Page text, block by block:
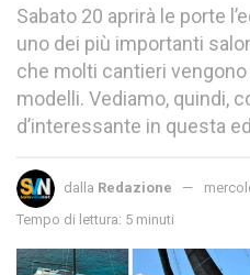
Sabato 20 aprirà le porte
uno dei più importanti
che molti cantieri
modelli. Vediamo, quindi,
d’interessante in questa
dalla Redazione
Tempo di lettura: 5 minuti